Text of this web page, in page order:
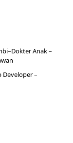
–DokterAnak –
Developer–